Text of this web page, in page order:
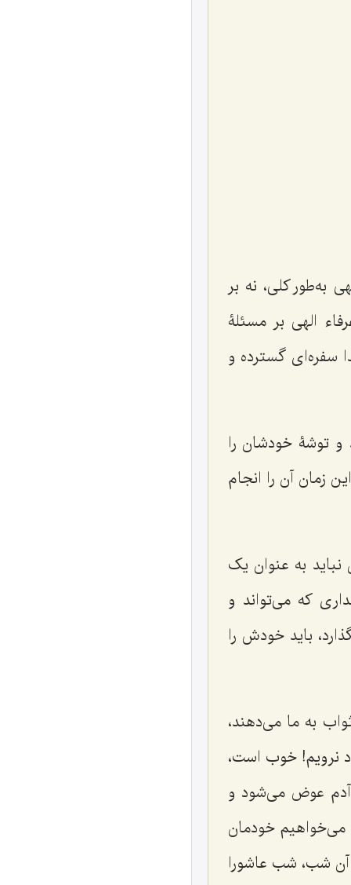
به‌طور کلی، نه بر
الهی بر مسئلۀ
سفره‌ای گسترده و
و توشۀ خودشان را
زمان آن را انجام
به عنوان یک
که می‌تواند و
باید خودش را
به ما می‌دهند،
نرویم! خوب است،
آدم عوض می‌شود و
می‌خواهیم خودمان
آن شب، شب عاشورا